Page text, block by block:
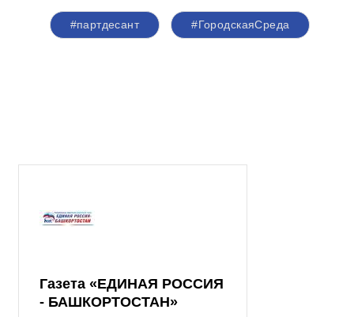
#партдесант #ГородскаяСреда
Газета «ЕДИНАЯ РОССИЯ
- БАШКОРТОСТАН»